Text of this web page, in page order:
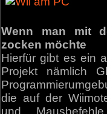
Wenn man mit
zocken möchte
Hierfür gibt es ein
Projekt nämlich
die auf der
und